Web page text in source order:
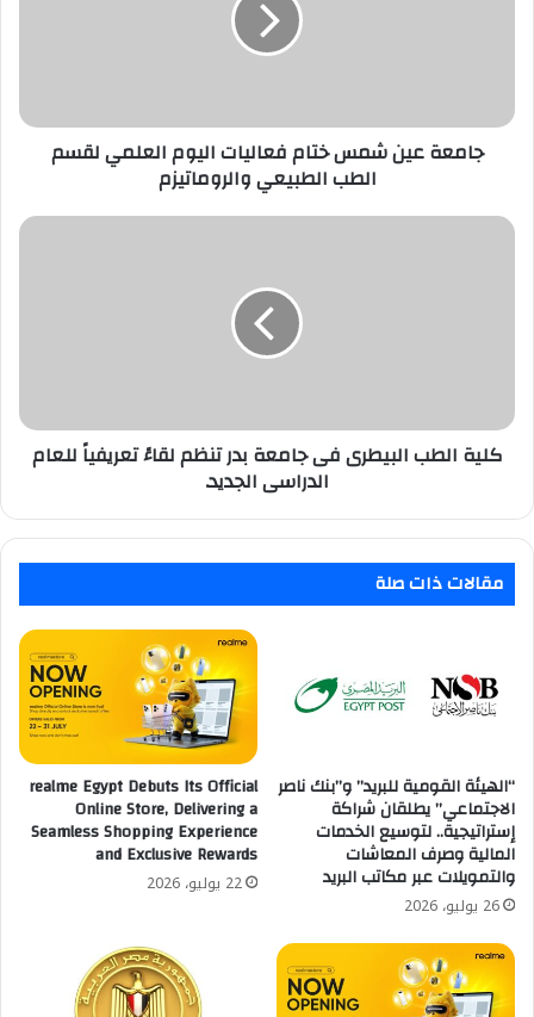
الطب
الطبيعي
جامعة عين شمس ختام فعاليات اليوم العلمي لقسم
الطب الطبيعي والروماتيزم
كلية
تعريفياً
للعام
كلية الطب البيطرى فى جامعة بدر تنظم لقاءً تعريفياً للعام
الدراسى الجديد.
مقالات ذات صلة
“الهيئة القومية للبريد” و”بنك ناصر
الاجتماعي” يطلقان شراكة
إستراتيجية.. لتوسيع الخدمات
المالية وصرف المعاشات
والتمويلات عبر مكاتب البريد
26 يوليو، 2026
realme Egypt Debuts Its Official
Online Store, Delivering a
Seamless Shopping Experience
and Exclusive Rewards
22 يوليو، 2026